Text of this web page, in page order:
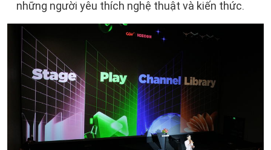
những người yêu thích nghệ thuật và kiến thức.